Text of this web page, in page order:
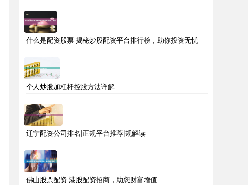
什么是配资股票 揭秘炒股配资平台排行榜，助你投资无忧
个人炒股加杠杆控股方法详解
辽宁配资公司排名|正规平台推荐|规解读
佛山股票配资 港股配资招商，助您财富增值